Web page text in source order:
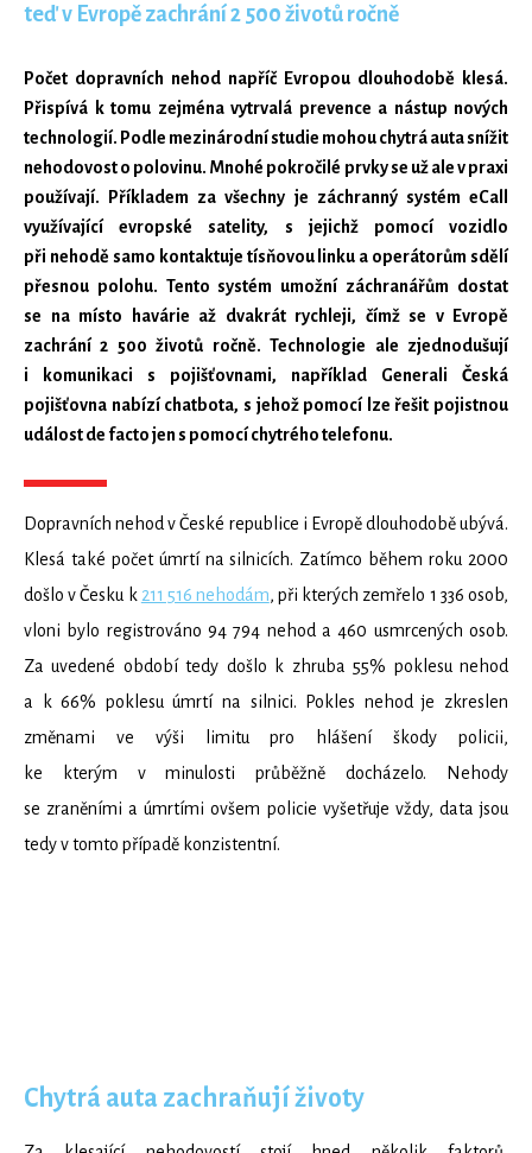
teď v Evropě zachrání 2 500 životů ročně
Počet dopravních nehod napříč Evropou dlouhodobě klesá.
Přispívá k tomu zejména vytrvalá prevence a nástup nových
technologií. Podle mezinárodní studie mohou chytrá auta snížit
nehodovost o polovinu. Mnohé pokročilé prvky se už ale v praxi
používají. Příkladem za všechny je záchranný systém eCall
využívající evropské satelity, s jejichž pomocí vozidlo
při nehodě samo kontaktuje tísňovou linku a operátorům sdělí
přesnou polohu. Tento systém umožní záchranářům dostat
se na místo havárie až dvakrát rychleji, čímž se v Evropě
zachrání 2 500 životů ročně. Technologie ale zjednodušují
i komunikaci s pojišťovnami, například Generali Česká
pojišťovna nabízí chatbota, s jehož pomocí lze řešit pojistnou
událost de facto jen s pomocí chytrého telefonu.
Dopravních nehod v České republice i Evropě dlouhodobě ubývá.
Klesá také počet úmrtí na silnicích. Zatímco během roku 2000
došlo v Česku k 211 516 nehodám, při kterých zemřelo 1 336 osob,
vloni bylo registrováno 94 794 nehod a 460 usmrcených osob.
Za uvedené období tedy došlo k zhruba 55% poklesu nehod
a k 66% poklesu úmrtí na silnici. Pokles nehod je zkreslen
změnami ve výši limitu pro hlášení škody policii,
ke kterým v minulosti průběžně docházelo. Nehody
se zraněními a úmrtími ovšem policie vyšetřuje vždy, data jsou
tedy v tomto případě konzistentní.
Chytrá auta zachraňují životy